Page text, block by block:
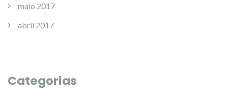
maio 2017
abril 2017
Categorias